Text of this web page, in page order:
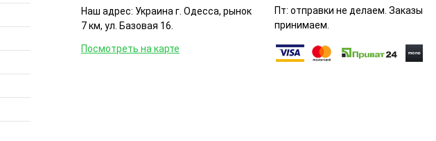
Наш адрес: Украина г. Одесса, рынок
7 км, ул. Базовая 16.
Посмотреть на карте
Пт: отправки не делаем. Заказы
принимаем.